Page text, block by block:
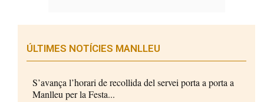
ÚLTIMES NOTÍCIES MANLLEU
S’avança l’horari de recollida del servei porta a porta a
Manlleu per la Festa...